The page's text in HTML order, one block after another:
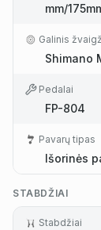
mm/
Galinis
Shimano
Pedalai
FP-804
Pavarų tipas
Išorinės
STABDŽIAI
Stabdžiai